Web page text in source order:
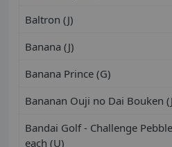
Baltron (J)
Banana (J)
Banana Prince (G)
Bananan Ouji no Dai Bouken
Bandai Golf - Challenge
each (U)